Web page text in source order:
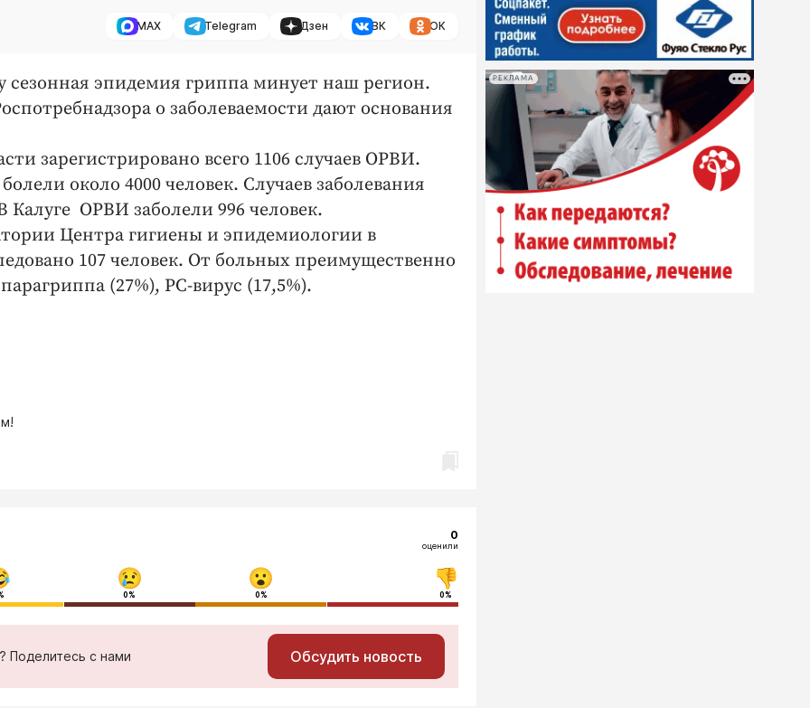
MAX Telegram Дзен ВК ОК
сезонная эпидемия гриппа минует наш регион.
о заболеваемости дают основания
зарегистрировано всего 1106 случаев ОРВИ.
около 4000 человек. Случаев заболевания
Калуге ОРВИ заболели 996 человек.
Центра гигиены и эпидемиологии в
107 человек. От больных преимущественно
(27%), РС-вирус (17,5%).
РЕКЛАМА
0
оценили
0% 0% 0%
Поделитесь с нами Обсудить новость